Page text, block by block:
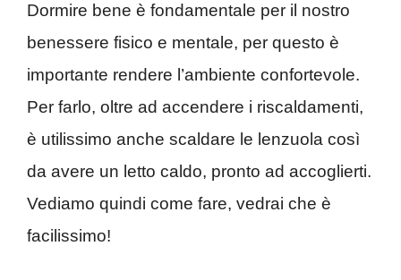
Dormire bene è fondamentale per il nostro
benessere fisico e mentale, per questo è
importante rendere l’ambiente confortevole.
Per farlo, oltre ad accendere i riscaldamenti,
è utilissimo anche scaldare le lenzuola così
da avere un letto caldo, pronto ad accoglierti.
Vediamo quindi come fare, vedrai che è
facilissimo!